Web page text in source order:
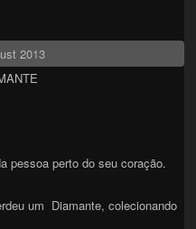
2013
pessoa perto do seu coração.
um Diamante, colecionando